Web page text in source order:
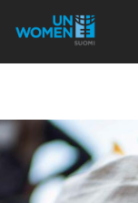
Osallistu
Mitä teemme
Ajankohtaista